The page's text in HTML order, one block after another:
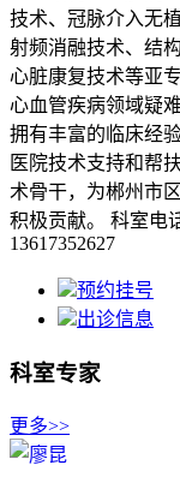
技术、冠脉介入无
射频消融技术、结
心脏康复技术等亚
心血管疾病领域疑
拥有丰富的临床经
医院技术支持和帮
术骨干，为郴州市
积极贡献。 科室电
13617352627
预约挂号
出诊信息
科室专家
更多>>